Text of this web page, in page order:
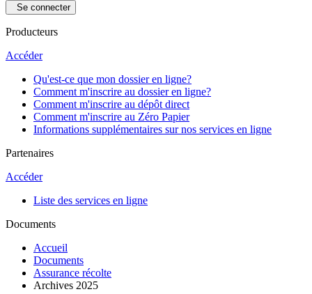
Se connecter
Producteurs
Accéder
Qu'est-ce que mon dossier en ligne?
Comment m'inscrire au dossier en ligne?
Comment m'inscrire au dépôt direct
Comment m'inscrire au Zéro Papier
Informations supplémentaires sur nos services en ligne
Partenaires
Accéder
Liste des services en ligne
Documents
Accueil
Documents
Assurance récolte
Archives 2025